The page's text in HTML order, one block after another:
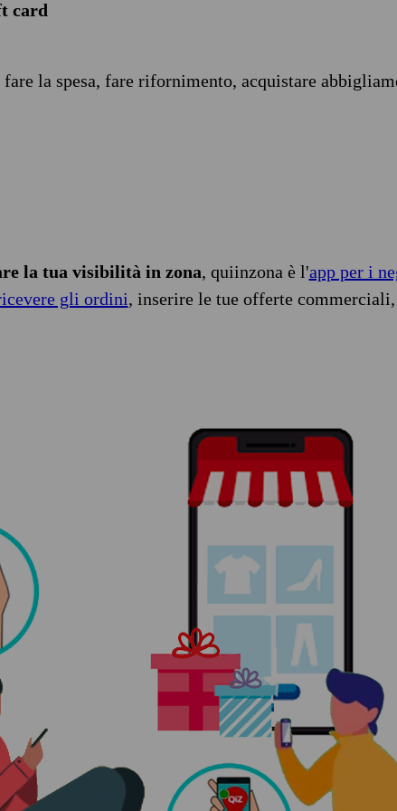
card
fare la spesa, fare rifornimento, acquistare
la tua visibilità in zona, quiinzona è l'app per i
gli ordini, inserire le tue offerte